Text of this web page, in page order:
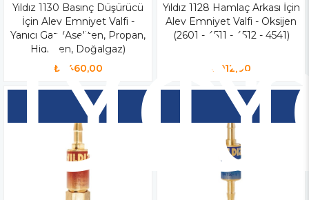
Yıldız 1130 Basınç Düşürücü
İçin Alev Emniyet Valfi -
Yanıcı Gaz (Aseliten, Propan,
Hidrojen, Doğalgaz)
₺1.460,00
Yıldız 1128 Hamlaç Arkası İçin
Alev Emniyet Valfi - Oksijen
(2601 - 4511 - 4512 - 4541)
₺912,00